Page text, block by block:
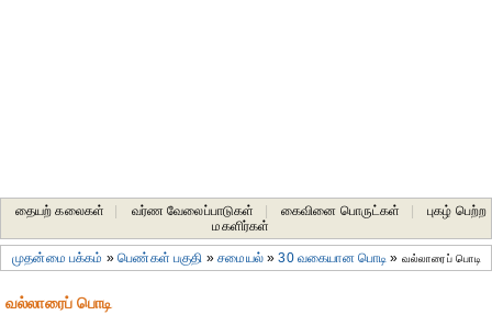
தையற் கலைகள் வர்ண வேலைப்பாடுகள் கைவினை பொருட்கள்
புகழ் பெற்ற
மகளிர்கள்
முதன்மை பக்கம் »பெண்கள் பகுதி »சமையல்»30 வகையான பொடி » வல்லாரைப் பொடி
வல்லாரைப் பொடி